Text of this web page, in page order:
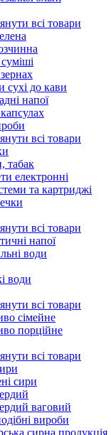
всі товари
сухі до кави
напої
всі товари
табак
електронні
та картриджі
всі товари
напої
води
води
всі товари
сімейне
порційне
всі товари
сири
ваговий
вироби
сирна продукція